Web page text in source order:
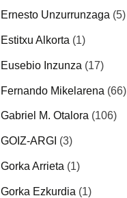
Ernesto Unzurrunzaga (5)
Estitxu Alkorta (1)
Eusebio Inzunza (17)
Fernando Mikelarena (66)
Gabriel M. Otalora(106)
GOIZ-ARGI (3)
Gorka Arrieta (1)
Gorka Ezkurdia (1)